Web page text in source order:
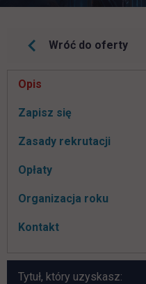
Wróć do oferty
Pomiń
nawigacje
Opis
Zapisz się
Zasady rekrutacji
Opłaty
Organizacja roku
Kontakt
Tytuł, który uzyskasz: